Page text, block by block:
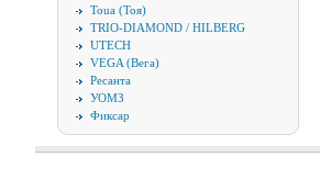
Toua (Тоя)
TRIO-DIAMOND / HILBERG
UTECH
VEGA (Вега)
Ресанта
УОМЗ
Фиксар